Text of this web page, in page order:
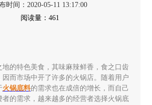
2020-05-11 13:17:00
461
特色美食，其味麻辣鲜香，食之口齿
因而市场中开了许多的火锅店。随着用户
火锅底料的需求也在成倍的增长，而自己
者的需求，越来越多的经营者选择火锅底